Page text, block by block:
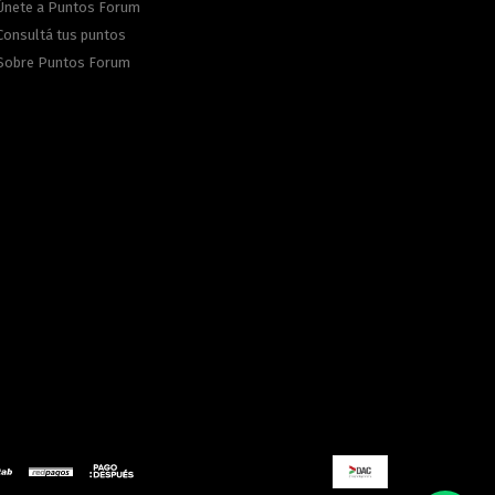
a Puntos Forum
tus puntos
Puntos Forum